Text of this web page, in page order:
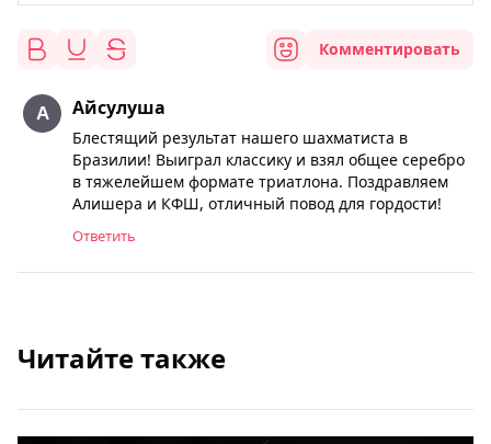
Комментировать
Айсулуша
Блестящий результат нашего шахматиста в
Бразилии! Выиграл классику и взял общее серебро
в тяжелейшем формате триатлона. Поздравляем
Алишера и КФШ, отличный повод для гордости!
Ответить
Читайте также